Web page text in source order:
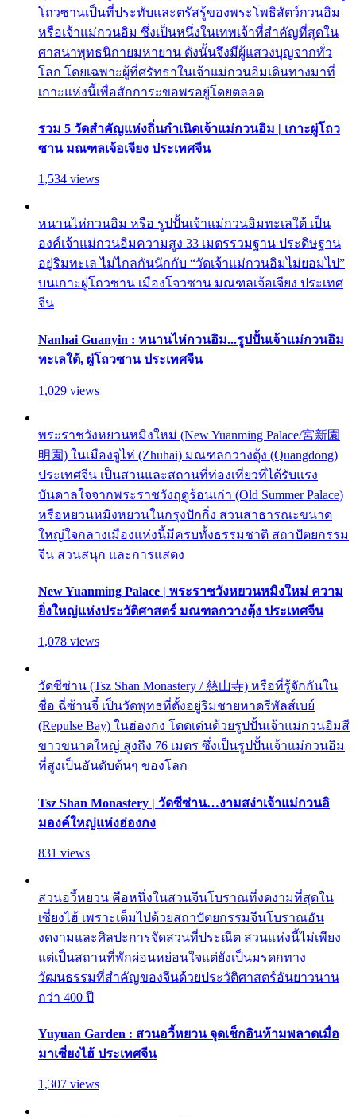
โถวซานเป็นที่ประทับและตรัสรู้ของพระโพธิสัตว์กวนอิม
หรือเจ้าแม่กวนอิม ซึ่งเป็นหนึ่งในเทพเจ้าที่สำคัญที่สุดใน
ศาสนาพุทธนิกายมหายาน ดังนั้นจึงมีผู้แสวงบุญจากทั่ว
โลก โดยเฉพาะผู้ที่ศรัทธาในเจ้าแม่กวนอิมเดินทางมาที่
เกาะแห่งนี้เพื่อสักการะขอพรอยู่โดยตลอด
รวม 5 วัดสำคัญแห่งถิ่นกำเนิดเจ้าแม่กวนอิม | เกาะผู่โถว
ซาน มณฑลเจ้อเจียง ประเทศจีน
1,534 views
หนานไห่กวนอิม หรือ รูปปั้นเจ้าแม่กวนอิมทะเลใต้ เป็น
องค์เจ้าแม่กวนอิมความสูง 33 เมตรรวมฐาน ประดิษฐาน
อยู่ริมทะเล ไม่ไกลกันนักกับ “วัดเจ้าแม่กวนอิมไม่ยอมไป”
บนเกาะผู่โถวซาน เมืองโจวซาน มณฑลเจ้อเจียง ประเทศ
จีน
Nanhai Guanyin : หนานไห่กวนอิม...รูปปั้นเจ้าแม่กวนอิม
ทะเลใต้, ผู่โถวซาน ประเทศจีน
1,029 views
พระราชวังหยวนหมิงใหม่ (New Yuanming Palace/宮新園
明園) ในเมืองจูไห่ (Zhuhai) มณฑลกวางตุ้ง (Quangdong)
ประเทศจีน เป็นสวนและสถานที่ท่องเที่ยวที่ได้รับแรง
บันดาลใจจากพระราชวังฤดูร้อนเก่า (Old Summer Palace)
หรือหยวนหมิงหยวนในกรุงปักกิ่ง สวนสาธารณะขนาด
ใหญ่ใจกลางเมืองแห่งนี้มีครบทั้งธรรมชาติ สถาปัตยกรรม
จีน สวนสนุก และการแสดง
New Yuanming Palace | พระราชวังหยวนหมิงใหม่ ความ
ยิ่งใหญ่แห่งประวัติศาสตร์ มณฑลกวางตุ้ง ประเทศจีน
1,078 views
วัดซีซ่าน (Tsz Shan Monastery / 慈山寺) หรือที่รู้จักกันใน
ชื่อ ฉี่ซ้านจี๋ เป็นวัดพุทธที่ตั้งอยู่ริมชายหาดรีพัลส์เบย์
(Repulse Bay) ในฮ่องกง โดดเด่นด้วยรูปปั้นเจ้าแม่กวนอิมสี
ขาวขนาดใหญ่ สูงถึง 76 เมตร ซึ่งเป็นรูปปั้นเจ้าแม่กวนอิม
ที่สูงเป็นอันดับต้นๆ ของโลก
Tsz Shan Monastery | วัดซีซ่าน…งามสง่าเจ้าแม่กวนอิ
มองค์ใหญ่แห่งฮ่องกง
831 views
สวนอวี้หยวน คือหนึ่งในสวนจีนโบราณที่งดงามที่สุดใน
เซี่ยงไฮ้ เพราะเต็มไปด้วยสถาปัตยกรรมจีนโบราณอัน
งดงามและศิลปะการจัดสวนที่ประณีต สวนแห่งนี้ไม่เพียง
แต่เป็นสถานที่พักผ่อนหย่อนใจแต่ยังเป็นมรดกทาง
วัฒนธรรมที่สำคัญของจีนด้วยประวัติศาสตร์อันยาวนาน
กว่า 400 ปี
Yuyuan Garden : สวนอวี้หยวน จุดเช็กอินห้ามพลาดเมื่อ
มาเซี่ยงไฮ้ ประเทศจีน
1,307 views